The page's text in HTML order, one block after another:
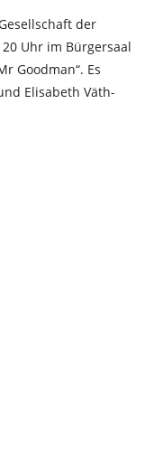
der
Uhr im Bürgersaal
Goodman“. Es
Elisabeth Väth-